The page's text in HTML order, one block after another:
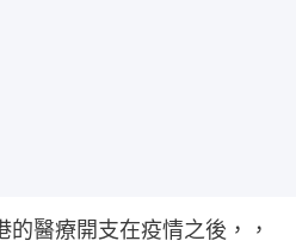
醫療開支在疫情之後，，